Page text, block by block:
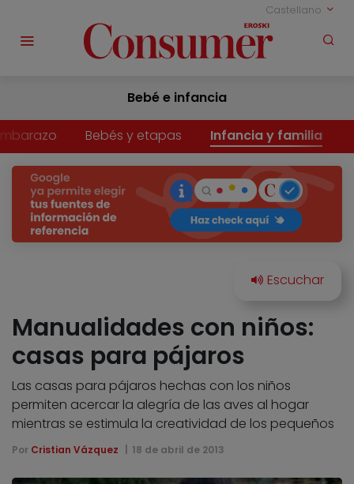
Castellano
Bebé e infancia
Bebés y etapas Infancia y familia
Manualidades con niños:
casas para pájaros
Las casas para pájaros hechas con los niños
permiten acercar la alegría de las aves al hogar
mientras se estimula la creatividad de los pequeños
Por Cristian Vázquez 18 de abril de 2013